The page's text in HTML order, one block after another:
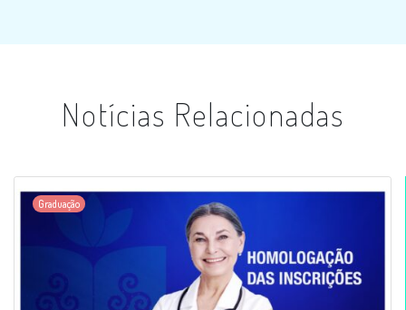
Notícias Relacionadas
Graduação